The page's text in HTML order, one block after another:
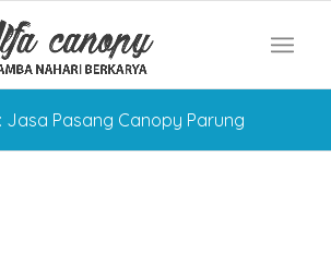
Jasa Pasang Canopy Parung